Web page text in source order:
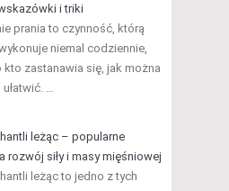
i triki
prania to czynność, którą
niemal codziennie,
kto zastanawia się, jak można
…
leżąc – popularne
rozwój siły i masy mięśniowej
leżąc to jedno z tych